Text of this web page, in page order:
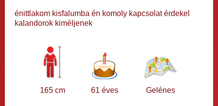
énittlakom kisfalumba én komoly kapcsolat érdekel
kalandorok kiméljenek
165 cm 61 éves Gelénes